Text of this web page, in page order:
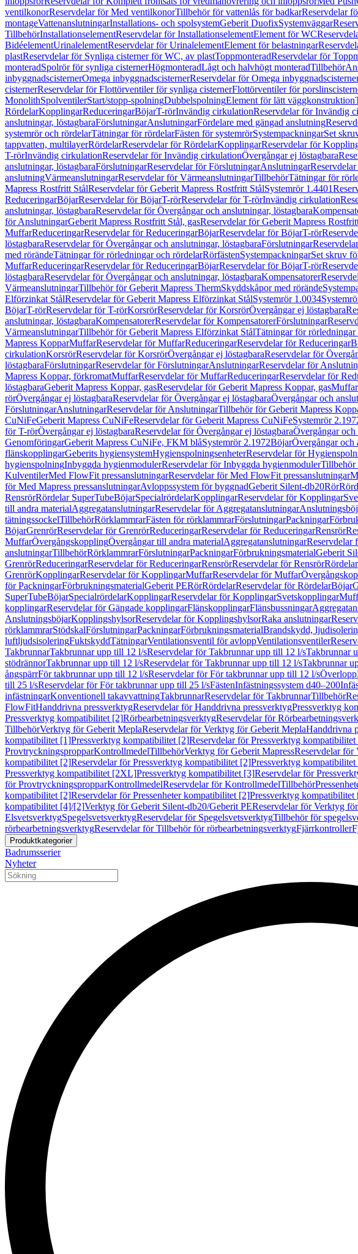
ventilkonorReservdelar för Med ventilkonorTillbehör för vattenlås för badkarReservdelar
montageVattenanslutningarInstallations- och spolsystemGeberit DuofixSystemväggar
TillbehörInstallationselementReservdelar för InstallationselementElement för WC
BidéelementUrinalelementReservdelar för UrinalelementElement för belastningar
plastReservdelar för Synliga cisterner för WC, av plastToppmonteradReservdelar för
monteradSpolrör för synliga cisternerHögmonteradLågt och halvhögt monteradTillbehör
inbyggnadscisternerOmega inbyggnadscisternerReservdelar för Omega
cisternerReservdelar för Flottörventiler för synliga cisternerFlottörventiler för
MonolithSpolventilerStart/stopp-spolningDubbelspolningElement för lätt väggkonstruktion
RördelarKopplingarReduceringarBöjarT-rörInvändig cirkulationReservdelar för Invändig
anslutningar, löstagbaraFörslutningarAnslutningarFördelare med gängad anslutning
systemrör och rördelarTätningar för rördelarFästen för systemrörSystempackningarSet
tappvatten, multilayerRördelarReservdelar för RördelarKopplingarReservdelar för
T-rörInvändig cirkulationReservdelar för Invändig cirkulationÖvergångar ej löstagbara
anslutningar, löstagbaraFörslutningarReservdelar för FörslutningarAnslutningar
anslutningVärmeanslutningarReservdelar för VärmeanslutningarTillbehörTätningar för
Mapress Rostfritt StålReservdelar för Geberit Mapress Rostfritt StålSystemrör 1.4401
ReduceringarBöjarReservdelar för BöjarT-rörReservdelar för T-rörInvändig cirkulation
anslutningar, löstagbaraReservdelar för Övergångar och anslutningar, löstagbara
för AnslutningarGeberit Mapress Rostfritt Stål, gasReservdelar för Geberit Mapress
MuffarReduceringarReservdelar för ReduceringarBöjarReservdelar för BöjarT-rör
löstagbaraReservdelar för Övergångar och anslutningar, löstagbaraFörslutningar
med rörändeTätningar för rörledningar och rördelarRörfästenSystempackningarSet skruv
MuffarReduceringarReservdelar för ReduceringarBöjarReservdelar för BöjarT-rör
löstagbaraReservdelar för Övergångar och anslutningar, löstagbaraKompensatorer
VärmeanslutningarTillbehör för Geberit Mapress ThermSkyddskåpor med rörände
Elförzinkat StålReservdelar för Geberit Mapress Elförzinkat StålSystemrör 1.0034
BöjarT-rörReservdelar för T-rörKorsrörReservdelar för KorsrörÖvergångar ej löstagbara
anslutningar, löstagbaraKompensatorerReservdelar för KompensatorerFörslutningar
VärmeanslutningarTillbehör för Geberit Mapress Elförzinkat StålTätningar för rörledningar
Mapress KopparMuffarReservdelar för MuffarReduceringarReservdelar för Reduceringar
cirkulationKorsrörReservdelar för KorsrörÖvergångar ej löstagbaraReservdelar för
löstagbaraFörslutningarReservdelar för FörslutningarAnslutningarReservdelar för
Mapress Koppar, förkromatMuffarReservdelar för MuffarReduceringarReservdelar för
löstagbaraGeberit Mapress Koppar, gasReservdelar för Geberit Mapress Koppar, gasMuffar
rörÖvergångar ej löstagbaraReservdelar för Övergångar ej löstagbaraÖvergångar och
FörslutningarAnslutningarReservdelar för AnslutningarTillbehör för Geberit Mapress
CuNiFeGeberit Mapress CuNiFeReservdelar för Geberit Mapress CuNiFeSystemrör
för T-rörÖvergångar ej löstagbaraReservdelar för Övergångar ej löstagbaraÖvergångar och
GenomföringarGeberit Mapress CuNiFe, FKM blåSystemrör 2.1972BöjarÖvergångar och
flänskopplingarGeberits hygiensystemHygienspolningsenheterReservdelar för
hygienspolningInbyggda hygienmodulerReservdelar för Inbyggda hygienmodulerTillbehör
KulventilerMed FlowFit pressanslutningarReservdelar för Med FlowFit pressanslutningar
för Med Mapress pressanslutningarAvloppssystem för byggnadGeberit Silent-db20Rör
RensrörRördelar SuperTubeBöjarSpecialrördelarKopplingarReservdelar för Kopplingar
till andra materialAggregatanslutningarReservdelar för Aggregatanslutningar
tätningssockelTillbehörRörklammrarFästen för rörklammrarFörslutningarPackningar
BöjarGrenrörReservdelar för GrenrörReduceringarReservdelar för ReduceringarRensrör
MuffarÖvergångskopplingÖvergångar till andra materialAggregatanslutningarReservdelar
anslutningarTillbehörRörklammrarFörslutningarPackningarFörbrukningsmaterialGeberit
GrenrörReduceringarReservdelar för ReduceringarRensrörReservdelar för Rensrör
GrenrörKopplingarReservdelar för KopplingarMuffarReservdelar för Muffar
för PackningarFörbrukningsmaterialGeberit PERörRördelarReservdelar för RördelarBöjar
SuperTubeBöjarSpecialrördelarKopplingarReservdelar för KopplingarSvetskopplingar
kopplingarReservdelar för Gängade kopplingarFlänskopplingarFlänsbussningar
AnslutningsböjarKopplingshylsorReservdelar för KopplingshylsorRaka anslutningar
rörklammrarStödskalFörslutningarPackningarFörbrukningsmaterialBrandskydd,
luftljudsisoleringFuktskyddTätningarVentilationsventil för avloppVentilationsventiler
TakbrunnarTakbrunnar upp till 12 l/sReservdelar för Takbrunnar upp till 12 l/sTakbrunnar
stödrännorTakbrunnar upp till 12 l/sReservdelar för Takbrunnar upp till 12 l/sTakbrunnar
ångspärrFör takbrunnar upp till 12 l/sReservdelar för För takbrunnar upp till 12 l/sÖverlopp
till 25 l/sReservdelar för För takbrunnar upp till 25 l/sFästenInfästningssystem d40–200
infästningarKonventionell takavvattningTakbrunnarReservdelar för TakbrunnarTillbehör
FlowFitHanddrivna pressverktygReservdelar för Handdrivna pressverktygPressverktyg
Pressverktyg kompatibilitet [2]RörbearbetningsverktygReservdelar för
TillbehörVerktyg för Geberit MeplaReservdelar för Verktyg för Geberit MeplaHanddrivna
kompatibilitet [1]Pressverktyg kompatibilitet [2]Reservdelar för Pressverktyg
ProvtryckningspropparKontrollmedelTillbehörVerktyg för Geberit MapressReservdelar för
kompatibilitet [2]Reservdelar för Pressverktyg kompatibilitet [2]Pressverktyg
Pressverktyg kompatibilitet [2XL]Pressverktyg kompatibilitet [3]Reservdelar för
för ProvtryckningspropparKontrollmedelReservdelar för KontrollmedelTillbehör
kompatibilitet [2]Reservdelar för Pressenheter kompatibilitet [2]Pressverktyg
kompatibilitet [4]/[2]Verktyg för Geberit Silent-db20/Geberit PEReservdelar för Verktyg
ElsvetsverktygSpegelsvetsverktygReservdelar för SpegelsvetsverktygTillbehör för
rörbearbetningsverktygReservdelar för Tillbehör för rörbearbetningsverktygFjärrkontroller
Produktkategorier
Badrumsserier
Nyheter